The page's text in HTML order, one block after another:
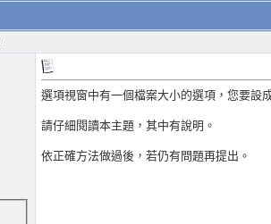
選項視窗中有一個檔案大小的選項，您要設
請仔細閱讀本主題，其中有說明。
依正確方法做過後，若仍有問題再提出。